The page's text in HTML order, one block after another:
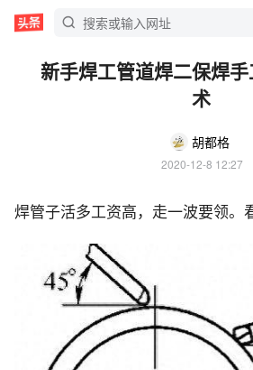
新手焊工管道焊二保焊
术
胡都格
2020-12-8 12:27
焊管子活多工资高，走一波要领。